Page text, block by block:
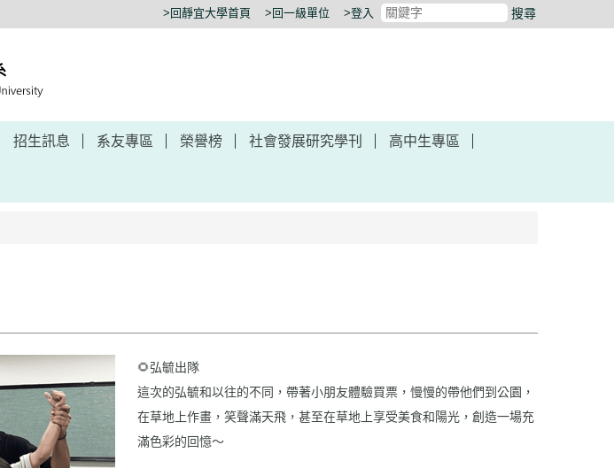
>回靜宜大學首頁 >回一級單位 >登入 搜尋
招生訊息 系友專區 榮譽榜 社會發展研究學刊 高中生專區
🌻弘毓出隊
這次的弘毓和以往的不同，帶著小朋友體驗買票，慢慢的帶他們到公園，
在草地上作畫，笑聲滿天飛，甚至在草地上享受美食和陽光，創造一場充
滿色彩的回憶～